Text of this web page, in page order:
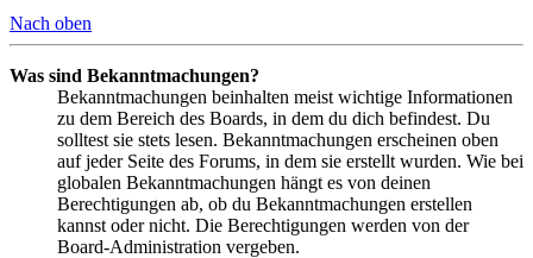
Nach oben
Was sind Bekanntmachungen?
Bekanntmachungen beinhalten meist wichtige Informationen
zu dem Bereich des Boards, in dem du dich befindest. Du
solltest sie stets lesen. Bekanntmachungen erscheinen oben
auf jeder Seite des Forums, in dem sie erstellt wurden. Wie bei
globalen Bekanntmachungen hängt es von deinen
Berechtigungen ab, ob du Bekanntmachungen erstellen
kannst oder nicht. Die Berechtigungen werden von der
Board-Administration vergeben.